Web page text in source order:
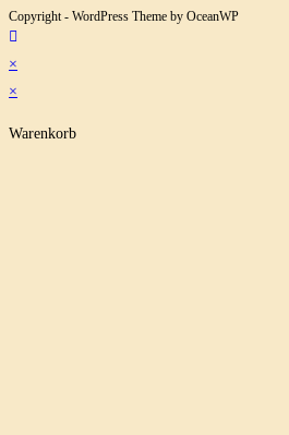
Copyright - WordPress Theme by OceanWP
×
×
Warenkorb